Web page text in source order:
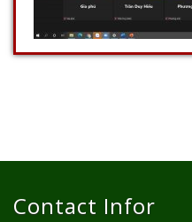
Contact Infor